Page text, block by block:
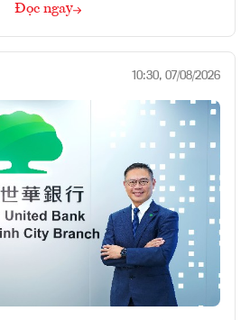
Đọc ngay
10:30, 07/08/2026